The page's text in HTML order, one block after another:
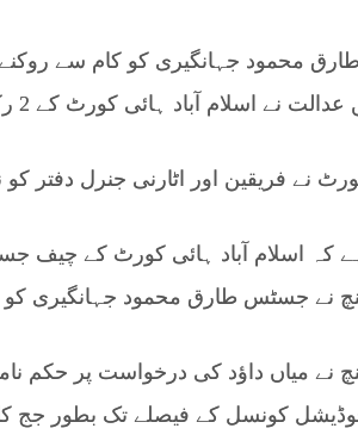
محمود جہانگیری کو کام سے
اسلام آباد ہائی کورٹ کے 2 رکنی بینچ کا حکم نامہ معطل کر دیا۔
نے فریقین اور اٹارنی جنرل
کہ اسلام آباد ہائی کورٹ کے
نے جسٹس طارق محمود جہانگیری کو
نے میاں داؤد کی درخواست پر حکم
کونسل کے فیصلے تک بطور جج